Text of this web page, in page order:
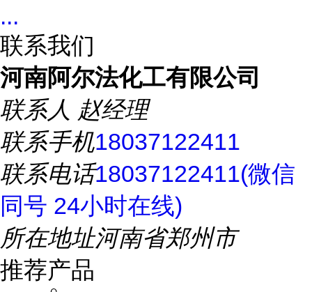
...
联系我们
河南阿尔法化工有限公司
联系人 赵经理
联系手机18037122411
联系电话18037122411(微信
同号 24小时在线)
所在地址河南省郑州市
推荐产品